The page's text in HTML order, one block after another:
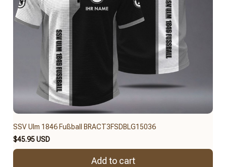
SSV Ulm 1846 Fußball BRACT3FSDBLG15036
$45.95 USD
Add to cart